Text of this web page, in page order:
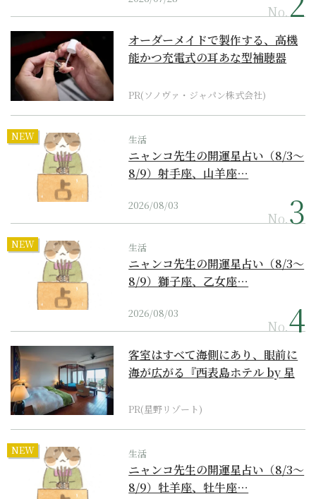
No.
オーダーメイドで製作する、高機
能かつ充電式の耳あな型補聴器
PR(ソノヴァ・ジャパン株式会社)
NEW 生活
ニャンコ先生の開運星占い（8/3～
8/9）射手座、山羊座…
2026/08/03
No.
NEW 生活
ニャンコ先生の開運星占い（8/3～
8/9）獅子座、乙女座…
2026/08/03
No.
客室はすべて海側にあり、眼前に
海が広がる『西表島ホテル by 星
PR(星野リゾート)
NEW 生活
ニャンコ先生の開運星占い（8/3～
8/9）牡羊座、牡牛座…